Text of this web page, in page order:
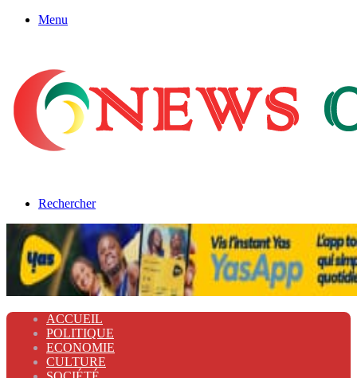
Menu
Rechercher
ACCUEIL
POLITIQUE
ECONOMIE
CULTURE